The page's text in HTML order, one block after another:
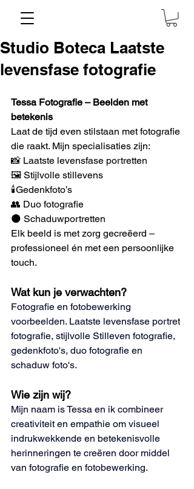
Studio Boteca Laatste
levensfase fotografie
Tessa Fotografie – Beelden met
betekenis
Laat de tijd even stilstaan met fotografie
die raakt. Mijn specialisaties zijn:
📸 Laatste levensfase portretten
🖼️ Stijlvolle stillevens
🕯️Gedenkfoto’s
👥 Duo fotografie
🌑 Schaduwportretten
Elk beeld is met zorg gecreëerd –
professioneel én met een persoonlijke
touch.
Wat kun je verwachten?
Fotografie en fotobewerking
voorbeelden. Laatste levensfase portret
fotografie, stijlvolle Stilleven fotografie,
gedenkfoto's, duo fotografie en
schaduw foto's.
Wie zijn wij?
Mijn naam is Tessa en ik combineer
creativiteit en empathie om visueel
indrukwekkende en betekenisvolle
herinneringen te creëren door middel
van fotografie en fotobewerking.